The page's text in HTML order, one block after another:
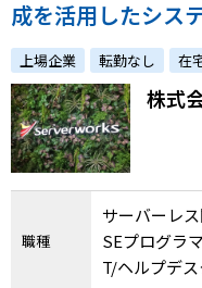
成を活用したシス
ネスを加速させた
上場企業 転勤なし 在
株式
職種
サーバーレ
SEプログラ
T/ヘルプデス